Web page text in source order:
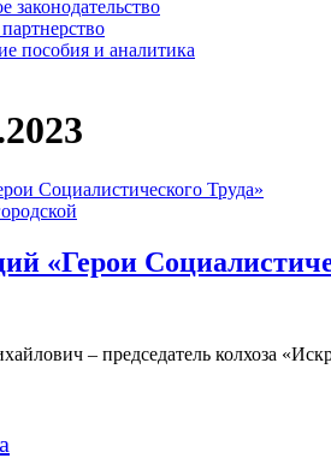
законодательство
пособия и аналитика
«Герои
– председатель колхоза